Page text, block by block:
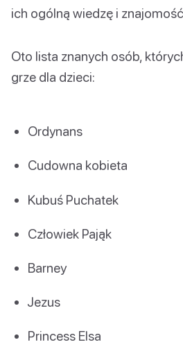
ich ogólną wiedzę i
Oto lista znanych osób,
grze dla dzieci:
Ordynans
Cudowna kobieta
Kubuś Puchatek
Człowiek Pająk
Barney
Jezus
Princess Elsa